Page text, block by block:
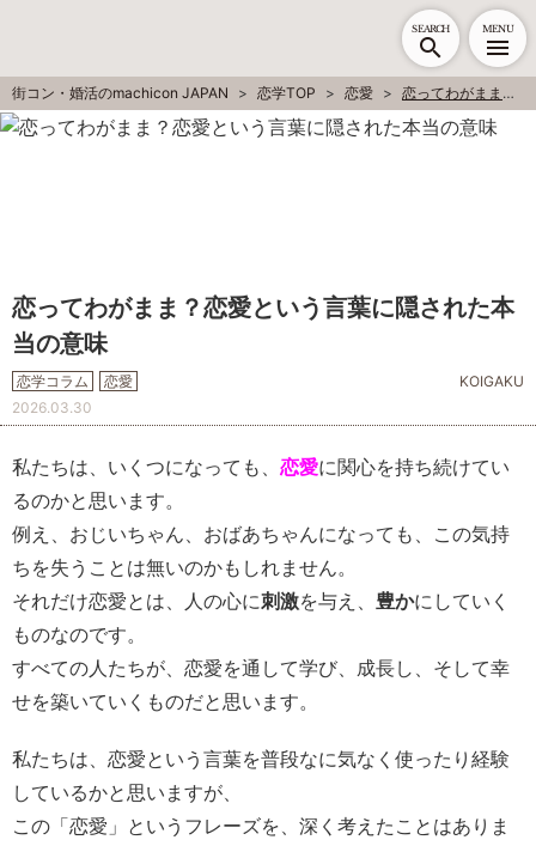
SEARCH MENU
街コン・婚活のmachicon JAPAN 恋学TOP 恋愛 恋ってわがまま？恋愛という言葉に隠された本当の意味
恋ってわがまま？恋愛という言葉に隠された本
当の意味
恋学コラム 恋愛
KOIGAKU
2026.03.30
私たちは、いくつになっても、 恋愛に関心を持ち続けてい
るのかと思います。
例え、おじいちゃん、おばあちゃんになっても、この気持
ちを失うことは無いのかもしれません。
それだけ恋愛とは、人の心に刺激を与え、 豊かにしていく
ものなのです。
すべての人たちが、恋愛を通して学び、成長し、そして幸
せを築いていくものだと思います。
私たちは、恋愛という言葉を普段なに気なく使ったり経験
しているかと思いますが、
この「恋愛」というフレーズを、深く考えたことはありま